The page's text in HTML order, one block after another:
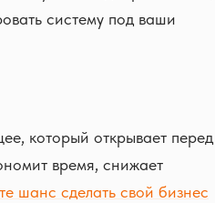
систему под ваши
который открывает перед
время, снижает
шанс сделать свой бизнес